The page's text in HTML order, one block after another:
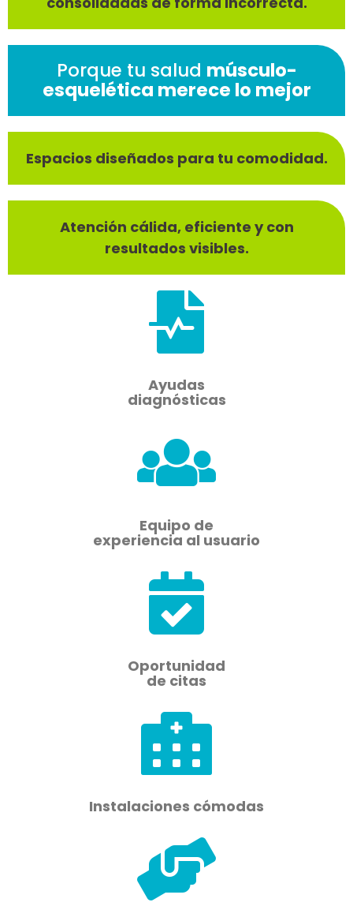
Porque tu salud músculo-
esquelética merece lo mejor
Espacios diseñados para tu comodidad.
Atención cálida, eficiente y con
resultados visibles.
Ayudas
diagnósticas
Equipo de
experiencia al usuario
Oportunidad
de citas
Instalaciones cómodas